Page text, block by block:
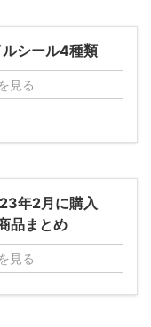
シール4種類
見る
年2月に購入
品まとめ
見る